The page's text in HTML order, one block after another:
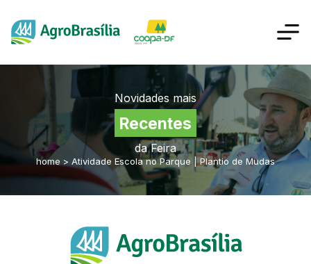
Novidades mais
Recentes
da Feira
home > Atividade Escola no Parque | Plantio de Mudas